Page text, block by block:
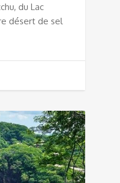
du Lac
désert de sel